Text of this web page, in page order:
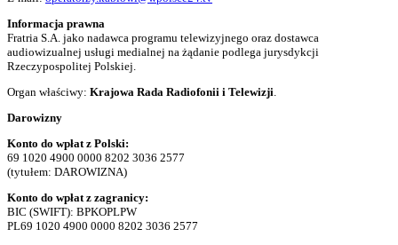
Informacja prawna
Fratria S.A. jako nadawca programu telewizyjnego oraz dostawca
audiowizualnej usługi medialnej na żądanie podlega jurysdykcji
Rzeczypospolitej Polskiej.
Organ właściwy: Krajowa Rada Radiofonii i Telewizji
Darowizny
Konto do wpłat z Polski:
69 1020 4900 0000 8202 3036 2577
(tytułem: DAROWIZNA)
Konto do wpłat z zagranicy:
BIC (SWIFT): BPKOPLPW
PL69 1020 4900 0000 8202 3036 2577